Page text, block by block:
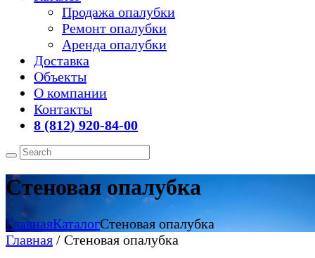
Продажа опалубки
Ремонт опалубки
Аренда опалубки
Доставка
Объекты
О компании
Контакты
8 (812) 920-84-00
Стеновая опалубка
ГлавнаяКаталогСтеновая опалубка
Главная / Стеновая опалубка